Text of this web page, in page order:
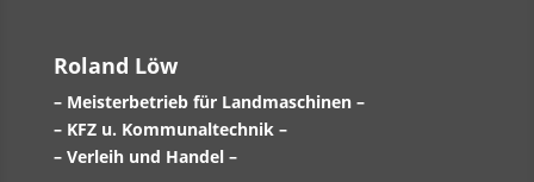
Roland Löw
– Meisterbetrieb für Landmaschinen –
– KFZ u. Kommunaltechnik –
– Verleih und Handel –